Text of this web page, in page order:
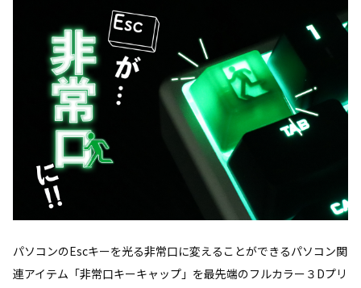
パソコンのEscキーを光る非常口に変えることができるパソコン関
連アイテム「非常口キーキャップ」を最先端のフルカラー３Dプリ